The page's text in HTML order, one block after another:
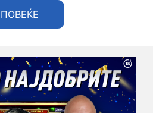
ПОВЕЌЕ